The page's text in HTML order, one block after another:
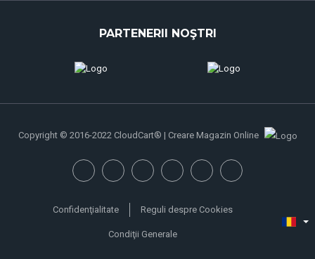
PARTENERII NOŞTRI
Copyright © 2016-2022 CloudCart® | Creare Magazin Online
Confidenţialitate Reguli despre Cookies
Condiţii Generale